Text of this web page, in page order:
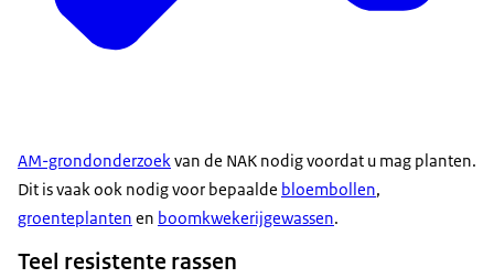
AM-grondonderzoekvan de NAK nodig voordat u mag planten.
Dit is vaak ook nodig voor bepaalde bloembollen,
groenteplanten en boomkwekerijgewassen.
Teel resistente rassen